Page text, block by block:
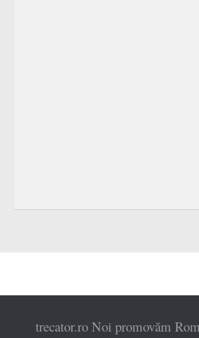
trecator.ro Noi promovăm